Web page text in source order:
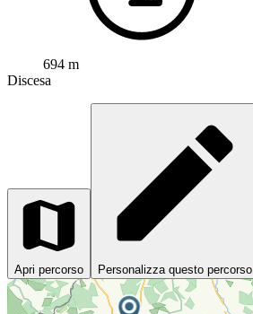
694 m
Discesa
Apri percorso Personalizza questo percorso